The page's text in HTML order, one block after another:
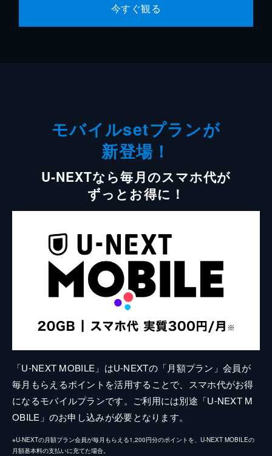
今すぐ観る
モバイルsetプランが
新登場！
U-NEXTなら毎月のスマホ代が
ずっとお得に！
「U-NEXT MOBILE」はU-NEXTの「月額プラン」会員が
毎月もらえるポイントを活用することで、スマホ代がお得
になるモバイルプランです。ご利用には別途「U-NEXT M
OBILE」のお申し込みが必要となります。
※U-NEXTの月額プラン会員が毎月もらえる1,200円分のポイントを、U-NEXT MOBILEの
月額基本料の支払いに充てた場合。